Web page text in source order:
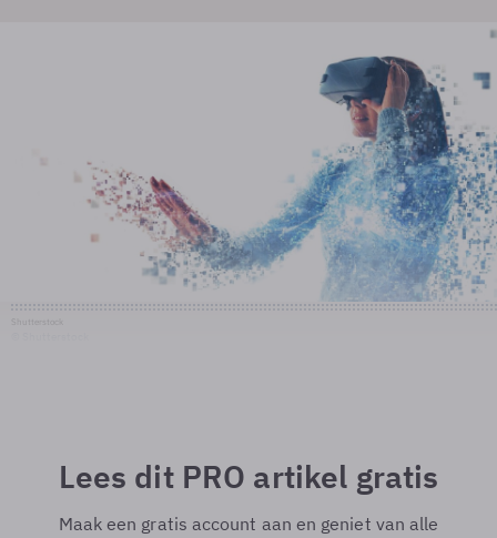
Lees dit PRO artikel gratis
Maak een gratis account aan en geniet van alle